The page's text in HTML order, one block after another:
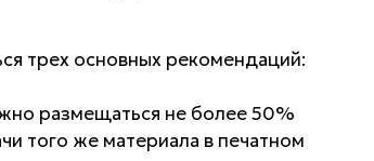
трех основных рекомендаций:
размещаться не более 50%
того же материала в печатном